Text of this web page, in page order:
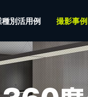
種別活用例 撮影事例